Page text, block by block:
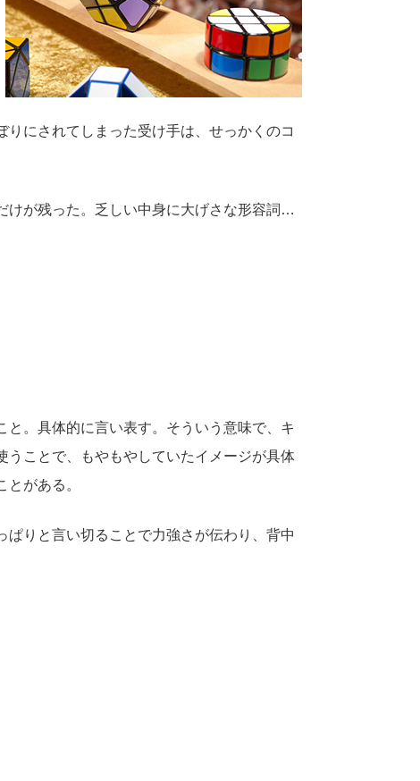
にされてしまった受け手は、せっかくのコ
けが残った。乏しい中身に大げさな形容詞…
。具体的に言い表す。そういう意味で、キ
うことで、もやもやしていたイメージが具体
がある。
りと言い切ることで力強さが伝わり、背中